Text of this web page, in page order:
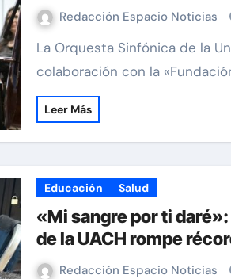
Redacción Espacio Noticias
La Orquesta Sinfónica de la Universidad Autónoma de Chihuahua, en
colaboración con la
Leer Más
Educación Salud
«Mi sangre por ti
de la UACH rompe
Redacción Espacio Noticias